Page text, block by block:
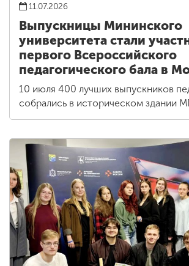
11.07.2026
Выпускницы Мининского
университета стали
первого Всероссийского
педагогического бала в
10 июля 400 лучших выпускников
собрались в историческом здании